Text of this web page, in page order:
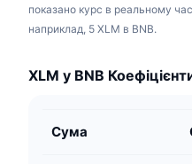
показано курс в реальному
наприклад, 5 XLM в BNB.
XLM у BNB
Сума